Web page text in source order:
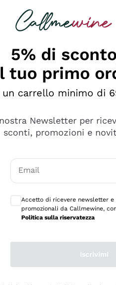
5% di sconto
tuo primo
un carrello minimo di
Newsletter per
sconti, promozioni e
Email
Accetto di ricevere newsletter e
promozionali da Callmewine,
Politica sulla riservatezza
Iscrivimi